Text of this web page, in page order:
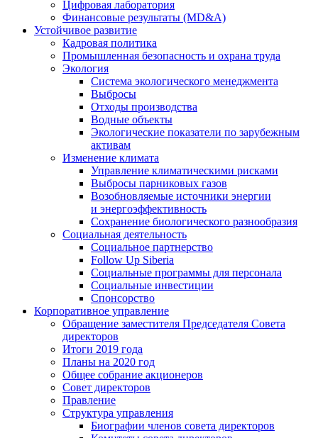
Цифровая лаборатория
Финансовые результаты (MD&A)
Устойчивое развитие
Кадровая политика
Промышленная безопасность и охрана труда
Экология
Система экологического менеджмента
Выбросы
Отходы производства
Водные объекты
Экологические показатели по зарубежным
активам
Изменение климата
Управление климатическими рисками
Выбросы парниковых газов
Возобновляемые источники энергии
и энергоэффективность
Сохранение биологического разнообразия
Социальная деятельность
Социальное партнерство
Follow Up Siberia
Социальные программы для персонала
Социальные инвестиции
Спонсорство
Корпоративное управление
Обращение заместителя Председателя Совета
директоров
Итоги 2019 года
Планы на 2020 год
Общее собрание акционеров
Совет директоров
Правление
Структура управления
Биографии членов совета директоров